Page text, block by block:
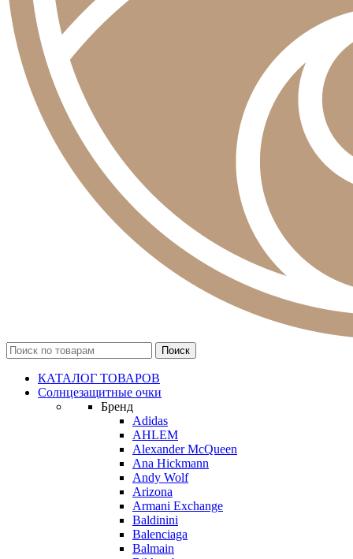
КАТАЛОГ ТОВАРОВ
Солнцезащитные очки
Бренд
Adidas
AHLEM
Alexander McQueen
Ana Hickmann
Andy Wolf
Arizona
Armani Exchange
Baldinini
Balenciaga
Balmain